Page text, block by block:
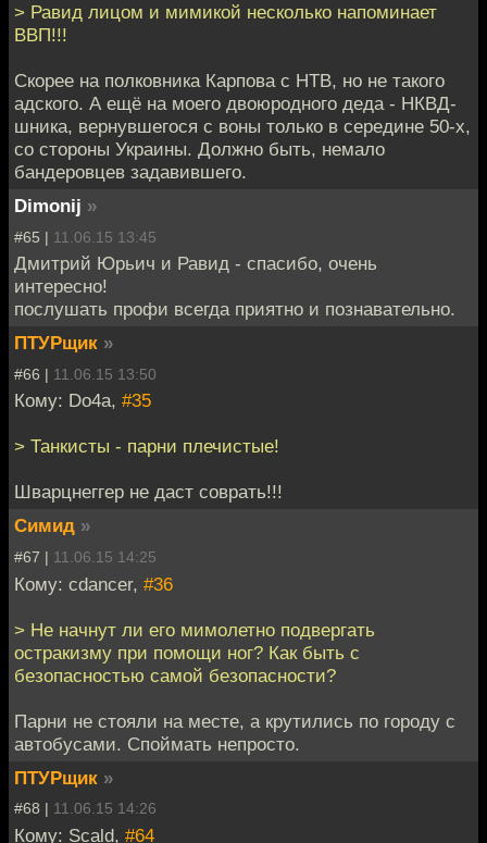
> Равид лицом и мимикой несколько напоминает
ВВП!!!
Скорее на полковника Карпова с НТВ, но не такого
адского. А ещё на моего двоюродного деда - НКВД-
шника, вернувшегося с воны только в середине 50-х,
со стороны Украины. Должно быть, немало
бандеровцев задавившего.
Dimonij »
#65 | 11.06.15 13:45
Дмитрий Юрьич и Равид - спасибо, очень
интересно!
послушать профи всегда приятно и познавательно.
ПТУРщик »
#66 | 11.06.15 13:50
Кому: Do4a, #35
> Танкисты - парни плечистые!
Шварцнеггер не даст соврать!!!
Симид »
#67 | 11.06.15 14:25
Кому: cdancer, #36
> Не начнут ли его мимолетно подвергать
остракизму при помощи ног? Как быть с
безопасностью самой безопасности?
Парни не стояли на месте, а крутились по городу с
автобусами. Споймать непросто.
ПТУРщик »
#68 | 11.06.15 14:26
Кому: Scald, #64